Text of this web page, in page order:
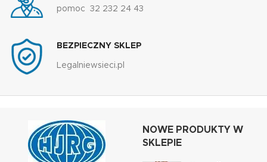
pomoc 32 232 24 43
BEZPIECZNY SKLEP
Legalniewsieci.pl
NOWE PRODUKTY W
SKLEPIE